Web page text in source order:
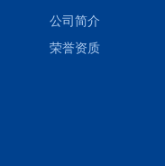
公司简介
荣誉资质